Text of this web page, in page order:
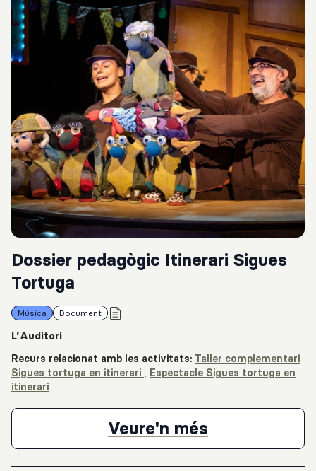
Dossier pedagògic Itinerari Sigues
Tortuga
Música Document
L’Auditori
Recurs relacionat amb les activitats: Taller complementari
Sigues tortuga en itinerari , Espectacle Sigues tortuga en
itinerari .
Veure'n més